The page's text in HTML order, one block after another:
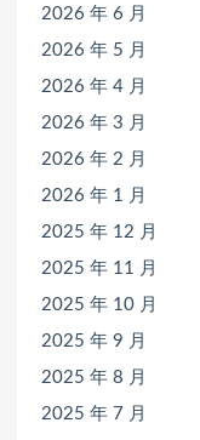
2026 年 6 月
2026 年 5 月
2026 年 4 月
2026 年 3 月
2026 年 2 月
2026 年 1 月
2025 年 12 月
2025 年 11 月
2025 年 10 月
2025 年 9 月
2025 年 8 月
2025 年 7 月